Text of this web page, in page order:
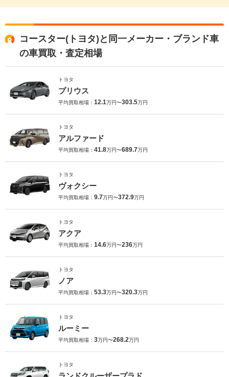
コースター(トヨタ)と同一メーカー・ブランド車
の車買取・査定相場
トヨタ
プリウス
平均買取相場： 12.1万円〜303.5万円
トヨタ
アルファード
平均買取相場： 41.8万円〜689.7万円
トヨタ
ヴォクシー
平均買取相場： 9.7万円〜372.9万円
トヨタ
アクア
平均買取相場： 14.6万円〜236万円
トヨタ
ノア
平均買取相場： 53.3万円〜320.3万円
トヨタ
ルーミー
平均買取相場： 3万円〜268.2万円
トヨタ